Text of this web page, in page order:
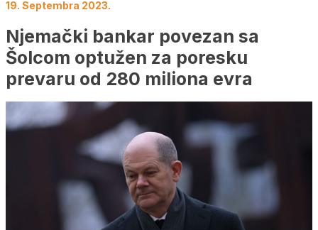
19. Septembra 2023.
Njemački bankar povezan sa
Šolcom optužen za poresku
prevaru od 280 miliona evra